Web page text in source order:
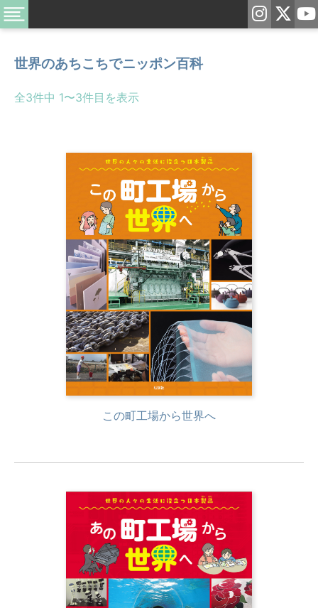
世界のあちこちでニッポン百科
全3件中 1〜3件目を表示
この町工場から世界へ